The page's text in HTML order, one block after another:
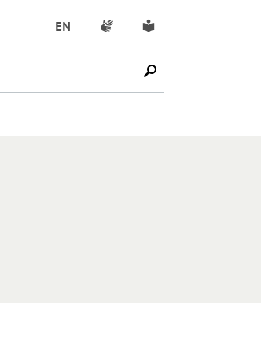
SUCHE STARTEN
EN Gebärdensprache
Leichte Sprache